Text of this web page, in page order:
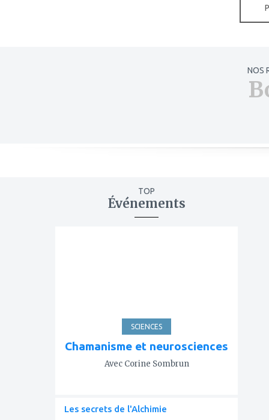
NOS
TOP
Événements
SCIENCES
Chamanisme et neurosciences
Avec Corine Sombrun
Les secrets de l'Alchimie